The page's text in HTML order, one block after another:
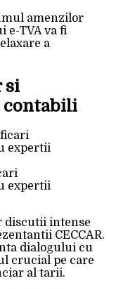
amenzilor
e-TVA va fi
a
si
contabili
expertii
discutii intense
CECCAR.
dialogului cu
crucial pe care
al tarii.